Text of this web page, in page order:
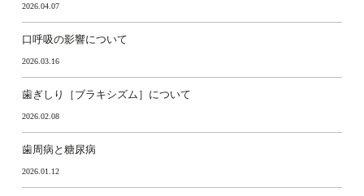
2026.04.07
口呼吸の影響について
2026.03.16
歯ぎしり［ブラキシズム］について
2026.02.08
歯周病と糖尿病
2026.01.12